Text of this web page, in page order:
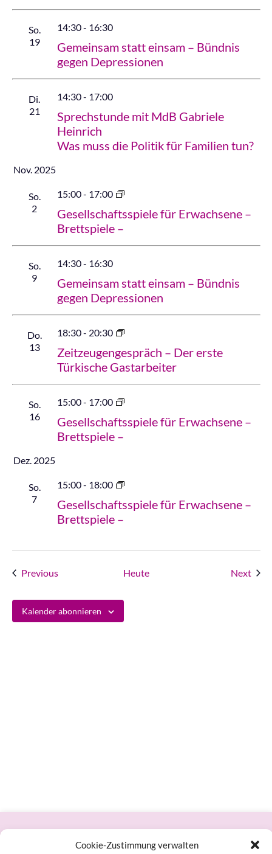
Cookie-Zustimmung verwalten
So.
19
14:30- 16:30
Gemeinsam statt einsam – Bündnis
gegen Depressionen
Di.
21
14:30- 17:00
Sprechstunde mit MdB Gabriele
Heinrich
Was muss die Politik für Familien tun?
Nov. 2025
So.
2
15:00- 17:00
Gesellschaftsspiele für Erwachsene –
Brettspiele –
So.
9
14:30- 16:30
Gemeinsam statt einsam – Bündnis
gegen Depressionen
Do.
13
18:30- 20:30
Zeitzeugengespräch – Der erste
Türkische Gastarbeiter
So.
16
15:00- 17:00
Gesellschaftsspiele für Erwachsene –
Brettspiele –
Dez. 2025
So.
7
15:00- 18:00
Gesellschaftsspiele für Erwachsene –
Brettspiele –
PreviousVeranstaltungenHeute Next
Kalender abonnieren
Datenschutzerklärung